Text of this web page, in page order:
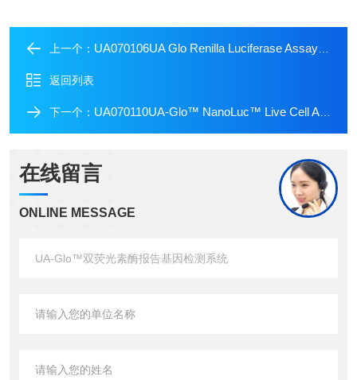
上一个： UA070106UA Glo Renilla Luciferase Assay System
返回列表
下一个： UA070110UA-Glo™ NanoLuc™ Live Cell Assay System
在线留言
ONLINE MESSAGE